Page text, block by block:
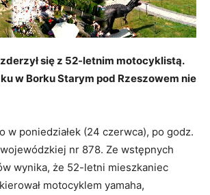
się z 52-letnim motocyklistą.
w Borku Starym pod Rzeszowem nie
w poniedziałek (24 czerwca), po godz.
nr 878. Ze wstępnych
wynika, że 52-letni mieszkaniec
motocyklem yamaha,